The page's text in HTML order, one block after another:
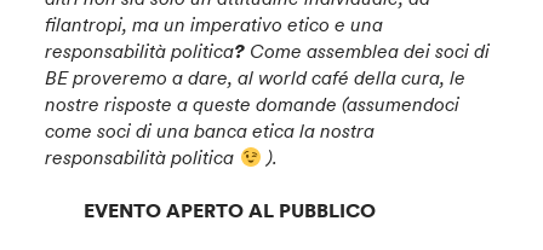
filantropi, ma un imperativo etico e una
responsabilità politica? Come assemblea dei soci di
BE proveremo a dare, al world café della cura, le
nostre risposte a queste domande (assumendoci
come soci di una banca etica la nostra
responsabilità politica
).
EVENTO APERTO AL PUBBLICO